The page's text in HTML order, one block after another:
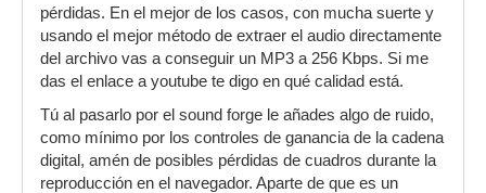
pérdidas. En el mejor de los casos, con mucha suerte y
usando el mejor método de extraer el audio directamente
del archivo vas a conseguir un MP3 a 256 Kbps. Si me
das el enlace a youtube te digo en qué calidad está.
Tú al pasarlo por el sound forge le añades algo de ruido,
como mínimo por los controles de ganancia de la cadena
digital, amén de posibles pérdidas de cuadros durante la
reproducción en el navegador. Aparte de que es un